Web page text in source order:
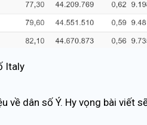
Italy
về dân số Ý. Hy vọng bài viết